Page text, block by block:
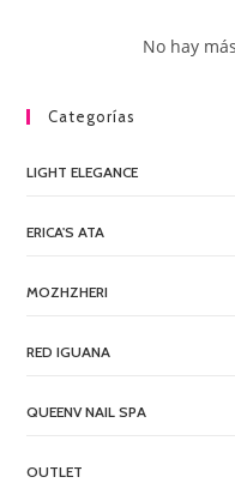
No hay
Categorías
LIGHT ELEGANCE
ERICA'S ATA
MOZHZHERI
RED IGUANA
QUEENV NAIL SPA
OUTLET